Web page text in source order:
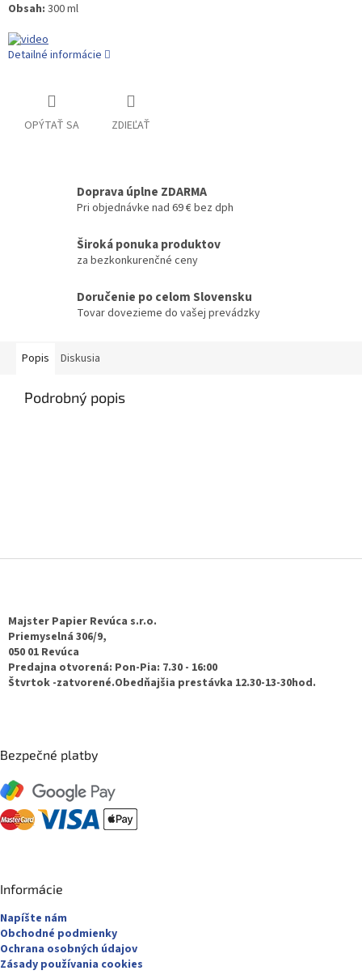
Obsah: 300 ml
Detailné informácie
OPÝTAŤ SA ZDIEĽAŤ
Doprava úplne ZDARMA
Pri objednávke nad 69 € bez dph
Široká ponuka produktov
za bezkonkurenčné ceny
Doručenie po celom Slovensku
Tovar dovezieme do vašej prevádzky
Popis Diskusia
Podrobný popis
Majster Papier Revúca s.r.o.
Priemyselná 306/9,
050 01 Revúca
Predajna otvorená: Pon-Pia: 7.30 - 16:00
Štvrtok -zatvorené.Obedňajšia prestávka 12.30-13-30hod.
Bezpečné platby
Informácie
Napíšte nám
Obchodné podmienky
Ochrana osobných údajov
Zásady používania cookies